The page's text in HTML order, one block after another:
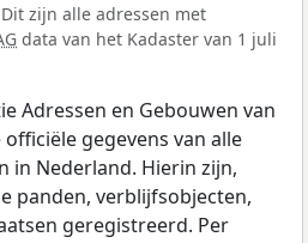
zijn alle adressen met
data van het Kadaster van 1 juli
Adressen en Gebouwen van
gegevens van alle
in Nederland. Hierin zijn,
panden, verblijfsobjecten,
geregistreerd. Per